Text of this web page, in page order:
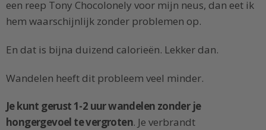
een reep Tony Chocolonely voor mijn neus, dan eet ik
hem waarschijnlijk zonder problemen op.
En dat is bijna duizend calorieën. Lekker dan.
Wandelen heeft dit probleem veel minder.
Je kunt gerust 1-2 uur wandelen zonder je
hongergevoel te vergroten. Je verbrandt